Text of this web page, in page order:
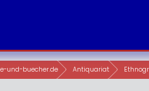
und-buecher.de Antiquariat